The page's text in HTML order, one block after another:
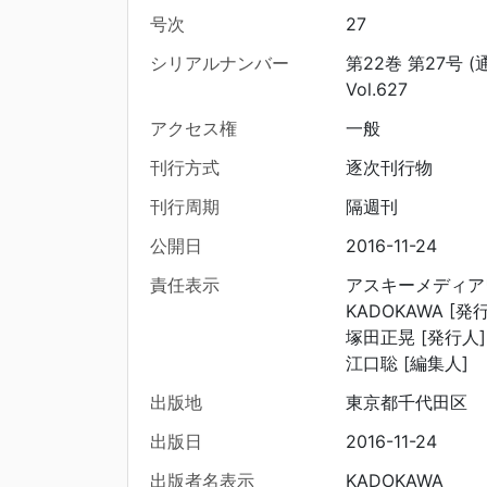
号次
27
シリアルナンバー
第22巻 第27号 (
Vol.627
アクセス権
一般
刊行方式
逐次刊行物
刊行周期
隔週刊
公開日
2016-11-24
責任表示
アスキーメディ
KADOKAWA [発
塚田正晃 [発行人]
江口聡 [編集人]
出版地
東京都千代田区
出版日
2016-11-24
出版者名表示
KADOKAWA